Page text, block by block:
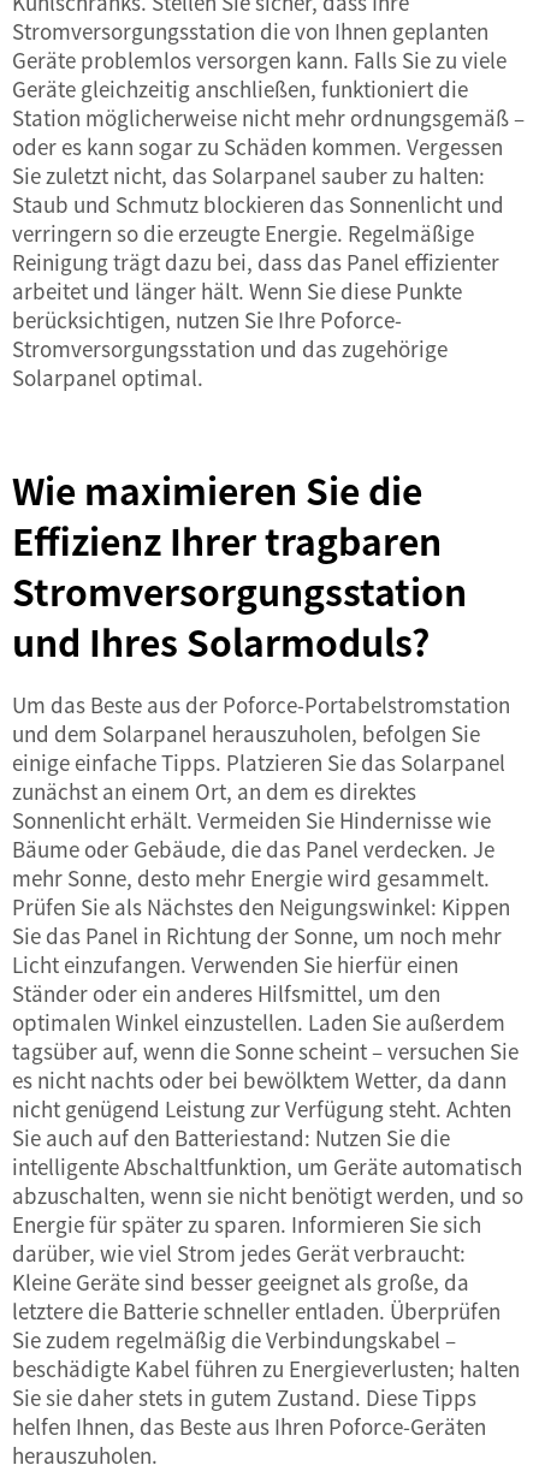
Stromversorgungsstation die von Ihnen geplanten
Geräte problemlos versorgen kann. Falls Sie zu viele
Geräte gleichzeitig anschließen, funktioniert die
Station möglicherweise nicht mehr ordnungsgemäß –
oder es kann sogar zu Schäden kommen. Vergessen
Sie zuletzt nicht, das Solarpanel sauber zu halten:
Staub und Schmutz blockieren das Sonnenlicht und
verringern so die erzeugte Energie. Regelmäßige
Reinigung trägt dazu bei, dass das Panel effizienter
arbeitet und länger hält. Wenn Sie diese Punkte
berücksichtigen, nutzen Sie Ihre Poforce-
Stromversorgungsstation und das zugehörige
Solarpanel optimal.
Wie maximieren Sie die
Effizienz Ihrer tragbaren
Stromversorgungsstation
und Ihres Solarmoduls?
Um das Beste aus der Poforce-Portabelstromstation
und dem Solarpanel herauszuholen, befolgen Sie
einige einfache Tipps. Platzieren Sie das Solarpanel
zunächst an einem Ort, an dem es direktes
Sonnenlicht erhält. Vermeiden Sie Hindernisse wie
Bäume oder Gebäude, die das Panel verdecken. Je
mehr Sonne, desto mehr Energie wird gesammelt.
Prüfen Sie als Nächstes den Neigungswinkel: Kippen
Sie das Panel in Richtung der Sonne, um noch mehr
Licht einzufangen. Verwenden Sie hierfür einen
Ständer oder ein anderes Hilfsmittel, um den
optimalen Winkel einzustellen. Laden Sie außerdem
tagsüber auf, wenn die Sonne scheint – versuchen Sie
es nicht nachts oder bei bewölktem Wetter, da dann
nicht genügend Leistung zur Verfügung steht. Achten
Sie auch auf den Batteriestand: Nutzen Sie die
intelligente Abschaltfunktion, um Geräte automatisch
abzuschalten, wenn sie nicht benötigt werden, und so
Energie für später zu sparen. Informieren Sie sich
darüber, wie viel Strom jedes Gerät verbraucht:
Kleine Geräte sind besser geeignet als große, da
letztere die Batterie schneller entladen. Überprüfen
Sie zudem regelmäßig die Verbindungskabel –
beschädigte Kabel führen zu Energieverlusten; halten
Sie sie daher stets in gutem Zustand. Diese Tipps
helfen Ihnen, das Beste aus Ihren Poforce-Geräten
herauszuholen.